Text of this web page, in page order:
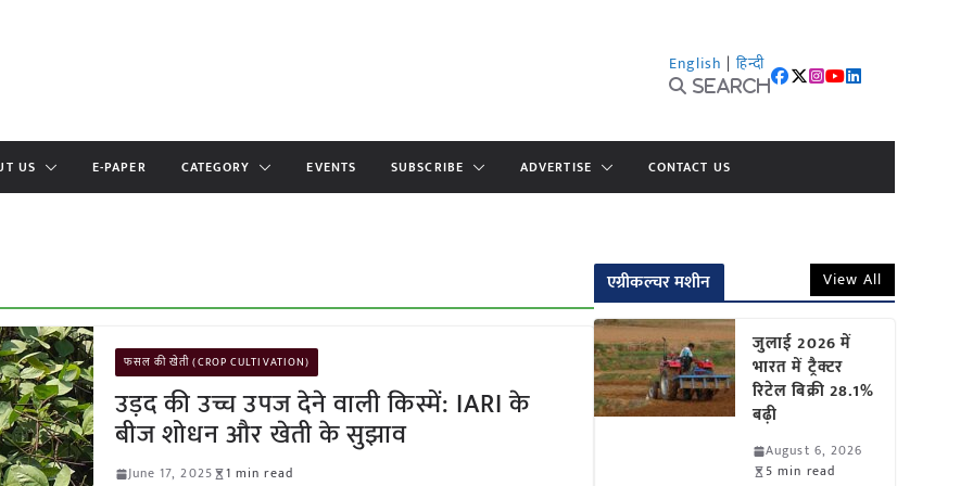
English | हिन्दी
Search
US E-PAPER CATEGORY EVENTS SUBSCRIBE ADVERTISE CONTACT US
फसल की खेती (CROP CULTIVATION)
उड़द की उच्च उपज देने वाली किस्में: IARI के
बीज शोधन और खेती के सुझाव
June 17, 2025
1 min read
एग्रीकल्चर मशीन View All
जुलाई 2026 में
भारत में ट्रैक्टर
रिटेल बिक्री 28.1%
बढ़ी
August 6, 2026
5 min read